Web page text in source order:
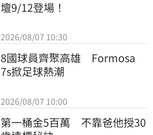
壇9/12登場！
2026/08/07 10:30
8國球員齊聚高雄　Formosa
7s掀足球熱潮
2026/08/07 10:00
第一桶金5百萬　不靠爸他授30